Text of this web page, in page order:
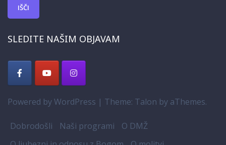
SLEDITE NAŠIM OBJAVAM
Powered by WordPress | Theme: Talon by aThemes.
Dobrodošli Naši programi
O DMŽ